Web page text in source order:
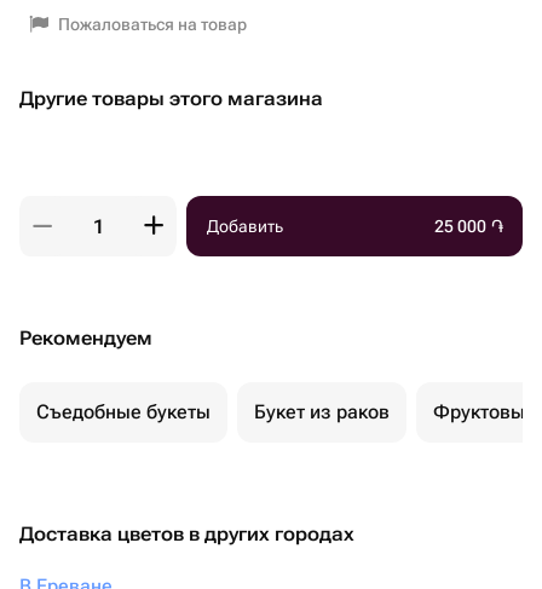
Пожаловаться на товар
Другие товары этого магазина
Добавить 25 000 ֏
Рекомендуем
Съедобные букеты Букет из раков Фруктовый
Доставка цветов в других городах